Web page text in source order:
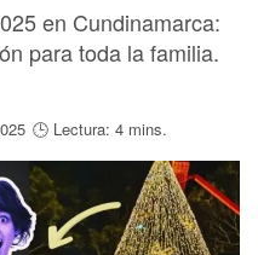
en Cundinamarca:
para toda la familia.
🕒 Lectura: 4 mins.